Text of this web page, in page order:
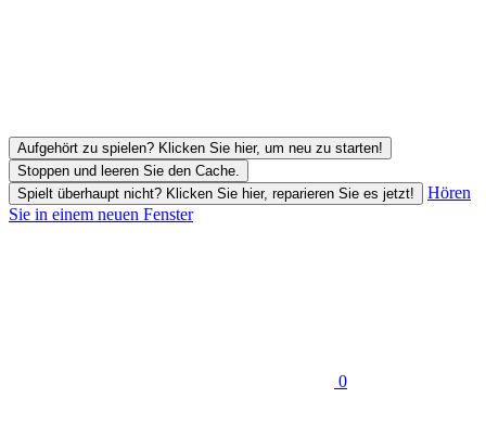
Aufgehört zu spielen? Klicken Sie hier, um neu zu starten!
Stoppen und leeren Sie den Cache.
Spielt überhaupt nicht? Klicken Sie hier, reparieren Sie es jetzt!
Hören
Sie in einem neuen Fenster
0